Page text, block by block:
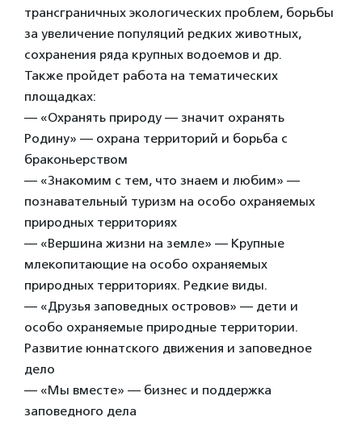
трансграничных экологических проблем, борьбы
за увеличение популяций редких животных,
сохранения ряда крупных водоемов и др.
Также пройдет работа на тематических
площадках:
— «Охранять природу — значит охранять
Родину» — охрана территорий и борьба с
браконьерством
— «Знакомим с тем, что знаем и любим» —
познавательный туризм на особо охраняемых
природных территориях
— «Вершина жизни на земле» — Крупные
млекопитающие на особо охраняемых
природных территориях. Редкие виды.
— «Друзья заповедных островов» — дети и
особо охраняемые природные территории.
Развитие юннатского движения и заповедное
дело
— «Мы вместе» — бизнес и поддержка
заповедного дела